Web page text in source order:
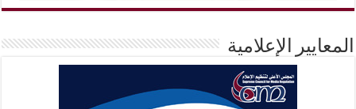
المعايير الإعلامية